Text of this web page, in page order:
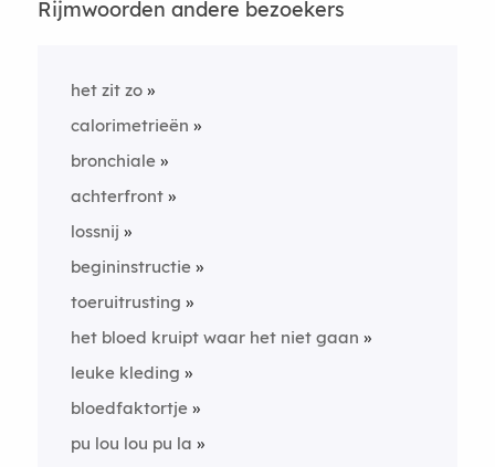
Rijmwoorden andere bezoekers
het zit zo
calorimetrieën
bronchiale
achterfront
lossnij
begininstructie
toeruitrusting
het bloed kruipt waar het niet gaan
leuke kleding
bloedfaktortje
pu lou lou pu la